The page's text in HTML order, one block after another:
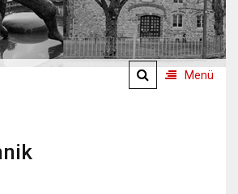
Menü